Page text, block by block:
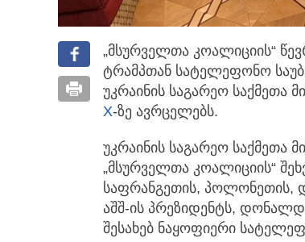
„მსურველთა კოალიციის“
ტრამპთან სატელეფონო
უკრაინის საგარეო საქმეთა
X-ზე ავრცელებს.
უკრაინის საგარეო საქმეთა
„მსურველთა კოალიციის“
საფრანგეთის, პოლონეთის,
აშშ-ის პრეზიდენტს,
შესახებ ნაყოფიერი